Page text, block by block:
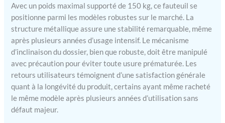
jusqu'à 150 kg. Des
instructions simples
permettent à quiconque de
monter la chaise en huit
étapes faciles. ★[100% de
garantie de satisfaction] La
satisfaction du client est au
cœur de nos
préoccupations. Si vous
rencontrez un problème de
Avec un poids maximal supporté de 150 kg, ce fauteuil se
positionne parmi les modèles robustes sur le marché. La
structure métallique assure une stabilité remarquable, même
après plusieurs années d’usage intensif. Le mécanisme
d’inclinaison du dossier, bien que robuste, doit être manipulé
avec précaution pour éviter toute usure prématurée. Les
retours utilisateurs témoignent d’une satisfaction générale
quant à la longévité du produit, certains ayant même racheté
le même modèle après plusieurs années d’utilisation sans
défaut majeur.